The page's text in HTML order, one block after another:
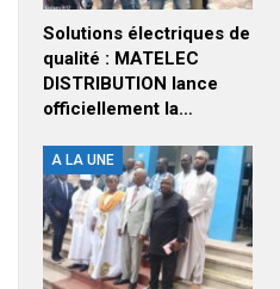
Solutions électriques de
qualité : MATELEC
DISTRIBUTION lance
officiellement la…
A LA UNE